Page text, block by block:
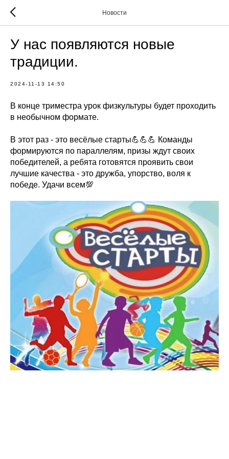
Новости
У нас появляются новые
традиции.
2024-11-13 14:50
В конце триместра урок физкультуры будет проходить
в необычном формате.
В этот раз - это весёлые старты💪💪💪 Команды
формируются по параллелям, призы ждут своих
победителей, а ребята готовятся проявить свои
лучшие качества - это дружба, упорство, воля к
победе. Удачи всем💯